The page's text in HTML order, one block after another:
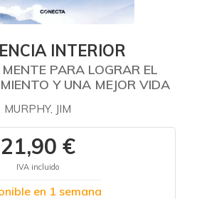
INTERIOR
PARA LOGRAR EL
Y UNA MEJOR VIDA
MURPHY, JIM
21,90 €
IVA incluido
en 1 semana